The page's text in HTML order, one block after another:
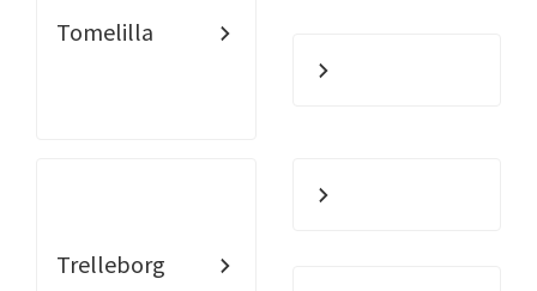
Tomelilla
Trelleborg